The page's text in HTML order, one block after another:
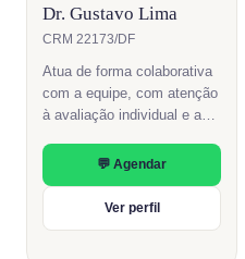
Dr. Gustavo Lima
CRM 22173/DF
Atua de forma colaborativa
com a equipe, com atenção
à avaliação individual e ao
💬 Agendar
Ver perfil